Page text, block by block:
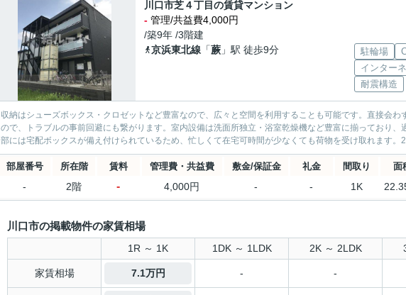
川口市芝４丁目の賃貸マンション
- 管理/共益費4,000円
/築9年 /3階建
京浜東北線 「蕨 」駅 徒歩9分 駐輪場
インター
耐震構造
収納はシューズボックス・クロゼットなど豊富なので、広々と空間を利用することも可能です。直接会
ので、トラブルの事前回避にも繋がります。室内設備は洗面所独立・浴室乾燥機など豊富に揃っており、
部には宅配ボックスが備え付けられているため、忙しくて在宅可時間が少なくても荷物を受け取れます。
部屋番号 所在階 賃料 管理費・共益費 敷金/保証金 礼金 間取り 面
- 2階 - 4,000円 - - 1K
川口市の掲載物件の家賃相場
1R ～ 1K 1DK ～ 1LDK 2K ～ 2LDK
家賃相場 7.1万円 - -